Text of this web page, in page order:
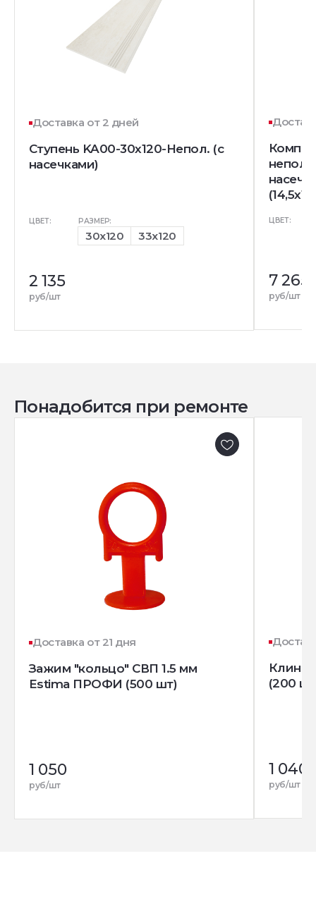
Доставка от 2 дней
Ступень KA00-30x120-Непол. (с
насечками)
ЦВЕТ: РАЗМЕР:
30x120 33x120
2 135
руб/шт
непол.
ЦВЕТ:
7 265
руб/шт
Понадобится при ремонте
Доставка от 21 дня
Зажим "кольцо" СВП 1.5 мм
Estima ПРОФИ (500 шт)
1 050
руб/шт
Клин
(200
1 040
руб/шт